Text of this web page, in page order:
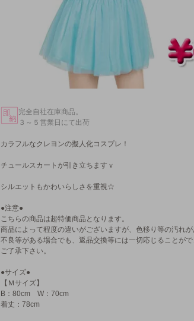
完全自社在庫商品。
３～５営業日にて出荷
カラフルなクレヨンの擬人化コスプレ！
チュールスカートが引き立ちますｖ
シルエットもかわいらしさを重視☆
●注意●
こちらの商品は超特価商品となります。
商品によって程度の違いがございますが、色移り等の汚れが
不良等がある場合でも、返品交換等には一切応じることがで
ご了承下さい。
●サイズ●
【Ｍサイズ】
B：80cm W：70cm
着丈：78cm